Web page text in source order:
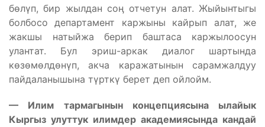
бөлүп, бир жылдан соӊ отчетун алат. Жыйынтыгы
болбосо департамент каржыны кайрып алат, же
жакшы натыйжа берип баштаса каржылоосун
улантат. Бул эриш-аркак диалог шартында
көзөмөлдөнүп, акча каражатынын сарамжалдуу
пайдаланышына түрткү берет деп ойлойм.
— Илим тармагынын концепциясына ылайык
Кыргыз улуттук илимдер академиясында кандай